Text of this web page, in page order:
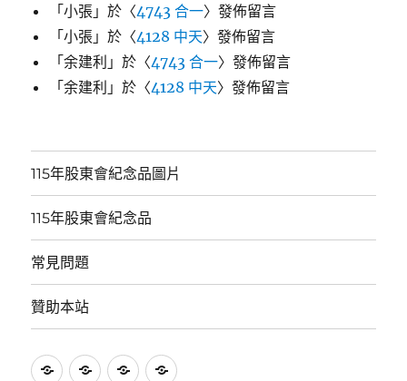
「小張 」於〈4743 合一〉發佈留言
「小張 」於〈4128 中天〉發佈留言
「余建利 」於〈4743 合一〉發佈留言
「余建利 」於〈4128 中天〉發佈留言
115年股東會紀念品圖片
115年股東會紀念品
常見問題
贊助本站
115 115 常 贊